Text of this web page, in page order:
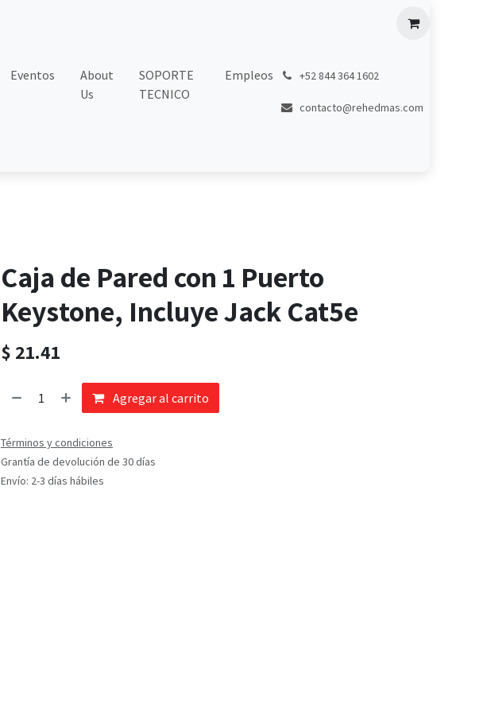
Eventos
About
Us
SOPORTE
TECNICO
Empleos +52 844 364 1602
contacto@rehedmas.com
Caja de Pared con 1 Puerto
Keystone, Incluye Jack Cat5e
$ 21.41
Agregar al carrito
Términos y condiciones
Grantía de devolución de 30 días
Envío: 2-3 días hábiles